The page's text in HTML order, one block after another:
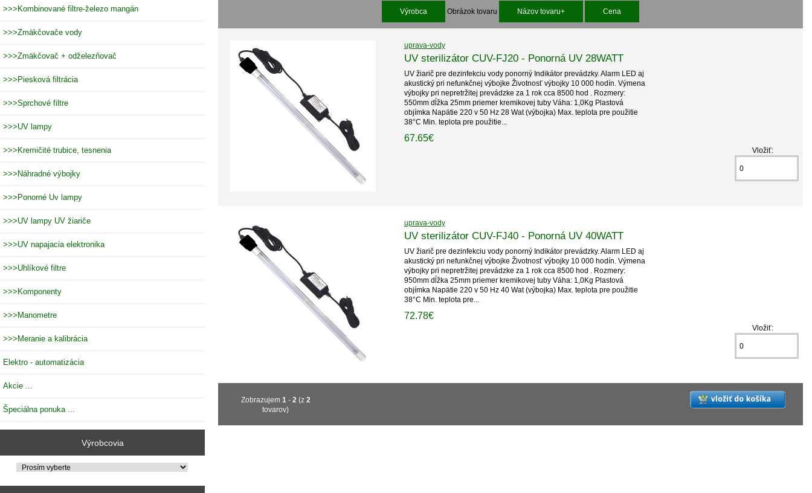
>>>Kombinované filtre-železo mangán
>>>Zmäkčovače vody
>>>Zmäkčovač + odželezňovač
>>>Piesková filtrácia
>>>Sprchové filtre
>>>UV lampy
>>>Kremičité trubice, tesnenia
>>>Náhradné výbojky
>>>Ponorné Uv lampy
>>>UV lampy UV žiariče
>>>UV napajacia elektronika
>>>Uhlíkové filtre
>>>Komponenty
>>>Manometre
>>>Meranie a kalibrácia
Elektro - automatizácia
Akcie ...
Špeciálna ponuka ...
Výrobcovia
Výrobca Obrázok tovaru Názov tovaru+ Cena
uprava-vody
UV sterilizátor CUV-FJ20 - Ponorná UV 28WATT
UV žiarič pre dezinfekciu vody ponorný Indikátor prevádzky. Alarm LED aj
akustický pri nefunkčnej výbojke Životnosť výbojky 10 000 hodín. Výmena
výbojky pri nepretržitej prevádzke za 1 rok cca 8500 hod . Rozmery:
550mm dĺžka 25mm priemer kremikovej tuby Váha: 1,0Kg Plastová
objímka Napätie 220 v 50 Hz 28 Wat (výbojka) Max. teplota pre použitie
38°C Min. teplota pre použitie...
67.65€
Vložiť:
uprava-vody
UV sterilizátor CUV-FJ40 - Ponorná UV 40WATT
UV žiarič pre dezinfekciu vody ponorný Indikátor prevádzky. Alarm LED aj
akustický pri nefunkčnej výbojke Životnosť výbojky 10 000 hodín. Výmena
výbojky pri nepretržitej prevádzke za 1 rok cca 8500 hod . Rozmery:
950mm dĺžka 25mm priemer kremikovej tuby Váha: 1,0Kg Plastová
objímka Napätie 220 v 50 Hz 40 Wat (výbojka) Max. teplota pre použitie
38°C Min. teplota pre...
72.78€
Vložiť:
Zobrazujem 1 - 2 (z 2
tovarov)